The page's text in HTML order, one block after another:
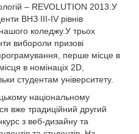
– REVOLUTION 2013.У
ВНЗ ІІІ-IV рівнів
коледжу.У трьох
вибороли призові
перше місце в
в номінаціх 2D,
студентам університету.
національному
вже традиційний другий
з веб-дизайну та